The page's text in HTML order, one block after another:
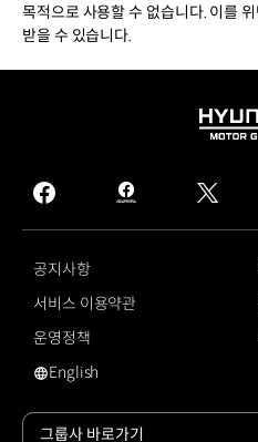
목적으로 사용할 수 없습니다. 이를
받을 수 있습니다.
GROUP
facebook
hmg
journal
twitter
공지사항
서비스 이용약관
운영정책
영문 사이트로 이동
English
그룹사 바로가기